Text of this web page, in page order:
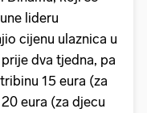
lideru
cijenu ulaznica u
dva tjedna, pa
15 eura (za
eura (za djecu